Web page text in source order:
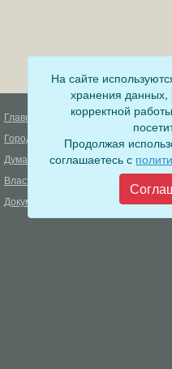
Главная
Город
Дума
Власть
Документы
ОФИЦИАЛЬНЫЙ ВЕСТНИК
На сайте
хранения
корректной
Продолжая
соглашаетесь с